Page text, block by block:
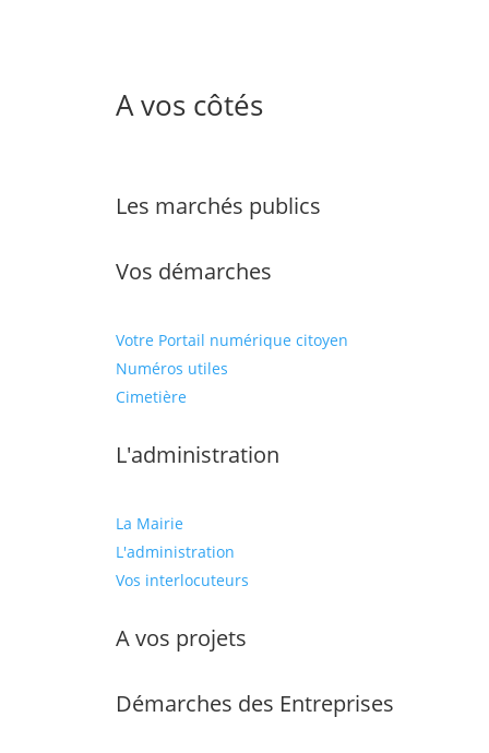
A vos côtés
Les marchés publics
Vos démarches
Votre Portail numérique citoyen
Numéros utiles
Cimetière
L'administration
La Mairie
L'administration
Vos interlocuteurs
A vos projets
Démarches des Entreprises